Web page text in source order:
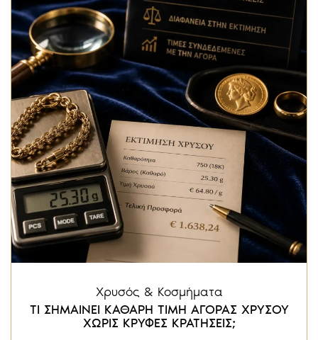
Χρυσός & Κοσμήματα
ΤΙ ΣΗΜΑΙΝΕΙ ΚΑΘΑΡΗ ΤΙΜΗ ΑΓΟΡΑΣ ΧΡΥΣΟΥ
ΧΩΡΙΣ ΚΡΥΦΕΣ ΚΡΑΤΗΣΕΙΣ;